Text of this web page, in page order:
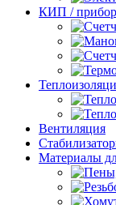
КИП /
Вентиляция
Материалы